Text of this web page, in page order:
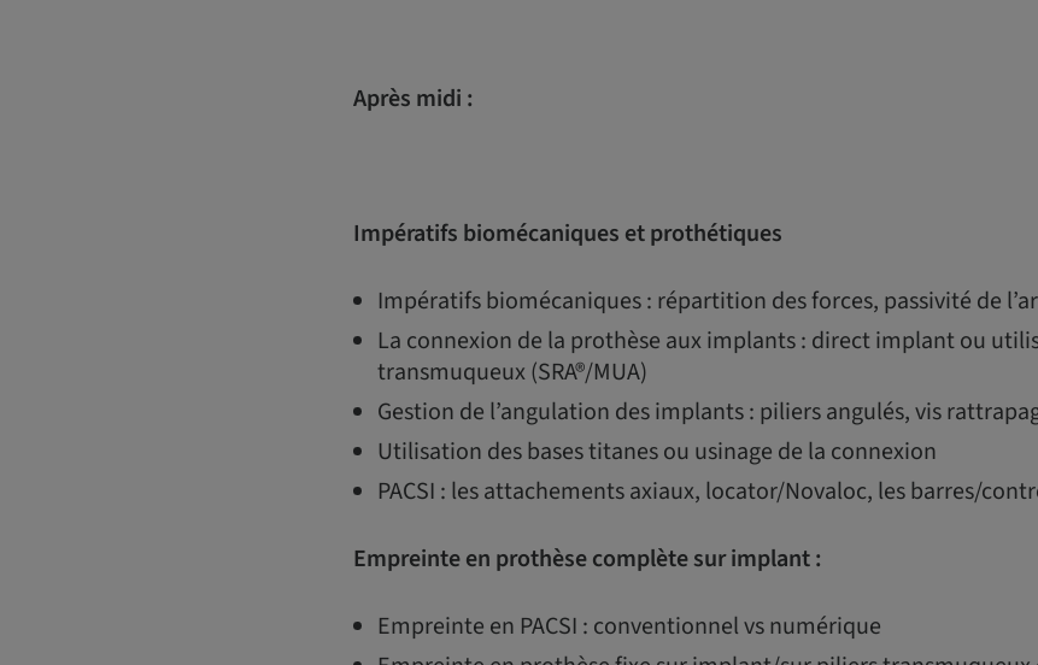
Après midi :
Impératifs biomécaniques et prothétiques
Impératifs biomécaniques : répartition des forces, passivité de
La connexion de la prothèse aux implants : direct implant ou
transmuqueux (SRA®/MUA)
Gestion de l’angulation des implants : piliers angulés, vis
Utilisation des bases titanes ou usinage de la connexion
PACSI : les attachements axiaux, locator/Novaloc, les barres/
Empreinte en prothèse complète sur implant :
Empreinte en PACSI : conventionnel vs numérique